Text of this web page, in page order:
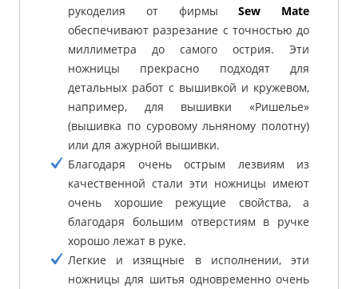
рукоделия от фирмыSew Mate
обеспечивают разрезание с точностью до
миллиметра до самого острия. Эти
ножницы прекрасно подходят для
детальных работ с вышивкой и кружевом,
например, для вышивки «Ришелье»
(вышивка по суровому льняному полотну)
или для ажурной вышивки.
Благодаря очень острым лезвиям из
качественной стали эти ножницы имеют
очень хорошие режущие свойства, а
благодаря большим отверстиям в ручке
хорошо лежат в руке.
Легкие и изящные в исполнении, эти
ножницы для шитья одновременно очень